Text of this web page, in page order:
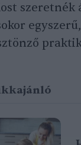
szeretnék